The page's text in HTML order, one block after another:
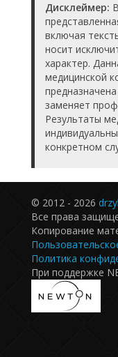
Дисклеймер:
включая
носит
характер.
медицинской
заменяет
Результаты
конкретном
© 2012 - 2026
Все права
Копирование
Политика
При поддержке